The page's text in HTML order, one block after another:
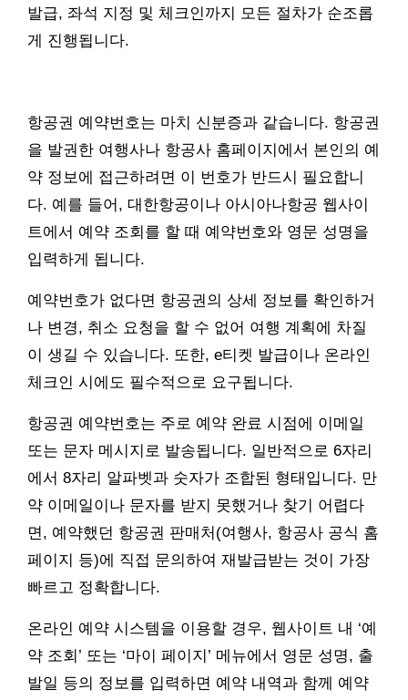
발급, 좌석 지정 및 체크인까지 모든 절차가 순조롭
게 진행됩니다.
항공권 예약번호는 마치 신분증과 같습니다. 항공권
을 발권한 여행사나 항공사 홈페이지에서 본인의 예
약 정보에 접근하려면 이 번호가 반드시 필요합니
다. 예를 들어, 대한항공이나 아시아나항공 웹사이
트에서 예약 조회를 할 때 예약번호와 영문 성명을
입력하게 됩니다.
예약번호가 없다면 항공권의 상세 정보를 확인하거
나 변경, 취소 요청을 할 수 없어 여행 계획에 차질
이 생길 수 있습니다. 또한, e티켓 발급이나 온라인
체크인 시에도 필수적으로 요구됩니다.
항공권 예약번호는 주로 예약 완료 시점에 이메일
또는 문자 메시지로 발송됩니다. 일반적으로 6자리
에서 8자리 알파벳과 숫자가 조합된 형태입니다. 만
약 이메일이나 문자를 받지 못했거나 찾기 어렵다
면, 예약했던 항공권 판매처(여행사, 항공사 공식 홈
페이지 등)에 직접 문의하여 재발급받는 것이 가장
빠르고 정확합니다.
온라인 예약 시스템을 이용할 경우, 웹사이트 내 ‘예
약 조회’ 또는 ‘마이 페이지’ 메뉴에서 영문 성명, 출
발일 등의 정보를 입력하면 예약 내역과 함께 예약